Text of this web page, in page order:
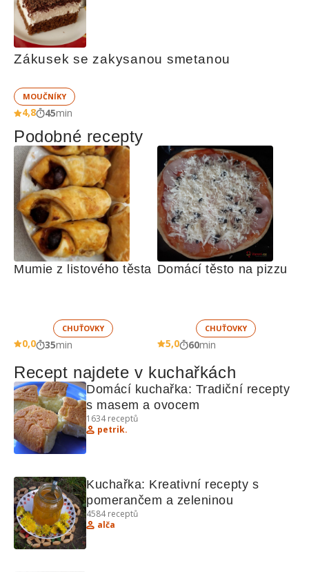
Zákusek se zakysanou smetanou
MOUČNÍKY
4,8 45min
Podobné recepty
Mumie z listového těsta
CHUŤOVKY
0,0 35min
Domácí těsto na pizzu
CHUŤOVKY
5,0 60min
Recept najdete v kuchařkách
Domácí kuchařka: Tradiční recepty
s masem a ovocem
1634receptů
petrik.
Kuchařka: Kreativní recepty s
pomerančem a zeleninou
4584receptů
alča